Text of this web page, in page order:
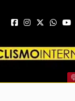
Ciclismo Mundial.
Y Más. La Web